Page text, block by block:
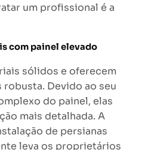
um profissional é a
com painel elevado
sólidos e oferecem
robusta. Devido ao seu
do painel, elas
mais detalhada. A
de persianas
leva os proprietários